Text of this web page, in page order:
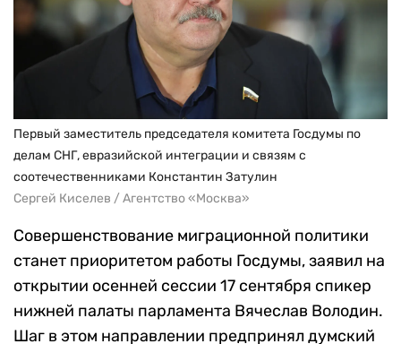
Первый заместитель председателя комитета Госдумы по
делам СНГ, евразийской интеграции и связям с
соотечественниками Константин Затулин
Сергей Киселев / Агентство «Москва»
Совершенствование миграционной политики
станет приоритетом работы Госдумы, заявил на
открытии осенней сессии 17 сентября спикер
нижней палаты парламента Вячеслав Володин.
Шаг в этом направлении предпринял думский